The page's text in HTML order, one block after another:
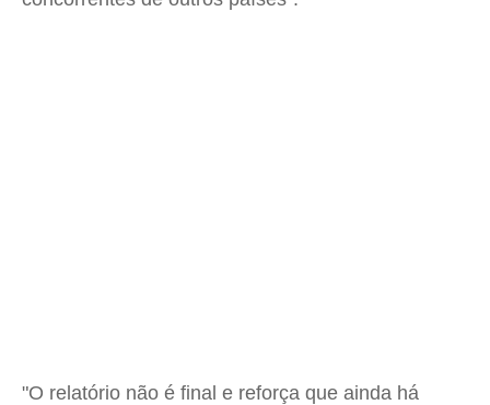
"O relatório não é final e reforça que ainda há